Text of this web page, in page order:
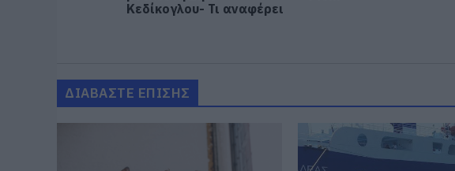
Κεδίκογλου- Τι αναφέρει
ΔΙΑΒΑΣΤΕ ΕΠΙΣΗΣ